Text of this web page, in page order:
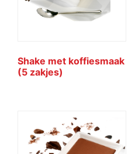
Shake met koffiesmaak
(5 zakjes)